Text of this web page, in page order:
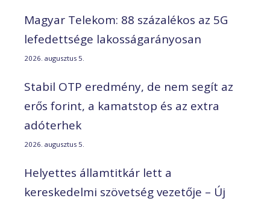
Magyar Telekom: 88 százalékos az 5G
lefedettsége lakosságarányosan
2026. augusztus 5.
Stabil OTP eredmény, de nem segít az
erős forint, a kamatstop és az extra
adóterhek
2026. augusztus 5.
Helyettes államtitkár lett a
kereskedelmi szövetség vezetője – Új